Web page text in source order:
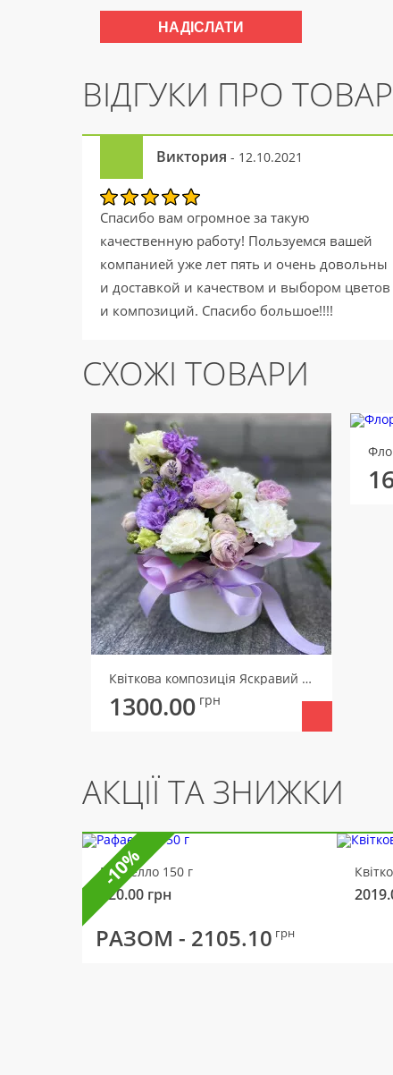
ВІДГУКИ ПРО ТОВАР
Виктория - 12.10.2021
Спасибо вам огромное за такую
качественную работу! Пользуемся вашей
компанией уже лет пять и очень довольны
и доставкой и качеством и выбором цветов
и композиций. Спасибо большое!!!!
СХОЖІ ТОВАРИ
Квіткова композиція Яскравий ранок
1300.00 грн
АКЦІЇ ТА ЗНИЖКИ
Рафаелло 150 г
320.00 грн
РАЗОМ - 2105.10 грн
-10%